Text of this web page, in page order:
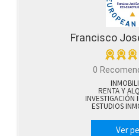
Francisco
0
RENTA Y
INVESTIGACIÓN
ESTUDIOS
Ver